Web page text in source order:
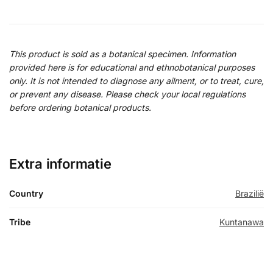
This product is sold as a botanical specimen. Information
provided here is for educational and ethnobotanical purposes
only. It is not intended to diagnose any ailment, or to treat, cure,
or prevent any disease. Please check your local regulations
before ordering botanical products.
Extra informatie
Country Brazilië
Tribe Kuntanawa